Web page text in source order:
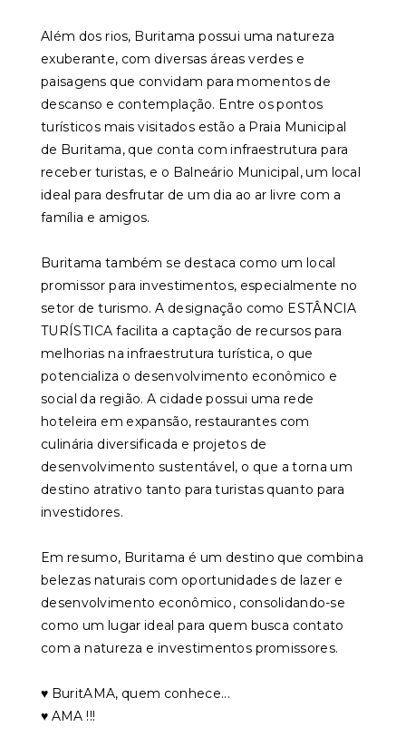
Além dos rios, Buritama possui uma natureza
exuberante, com diversas áreas verdes e
paisagens que convidam para momentos de
descanso e contemplação. Entre os pontos
turísticos mais visitados estão a Praia Municipal
de Buritama, que conta com infraestrutura para
receber turistas, e o Balneário Municipal, um local
ideal para desfrutar de um dia ao ar livre com a
família e amigos.
Buritama também se destaca como um local
promissor para investimentos, especialmente no
setor de turismo. A designação como ESTÂNCIA
TURÍSTICA facilita a captação de recursos para
melhorias na infraestrutura turística, o que
potencializa o desenvolvimento econômico e
social da região. A cidade possui uma rede
hoteleira em expansão, restaurantes com
culinária diversificada e projetos de
desenvolvimento sustentável, o que a torna um
destino atrativo tanto para turistas quanto para
investidores.
Em resumo, Buritama é um destino que combina
belezas naturais com oportunidades de lazer e
desenvolvimento econômico, consolidando-se
como um lugar ideal para quem busca contato
com a natureza e investimentos promissores.
♥️ BuritAMA, quem conhece...
♥️ AMA !!!